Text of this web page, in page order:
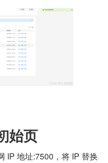
始页
IP 地址:7500，将 IP 替换